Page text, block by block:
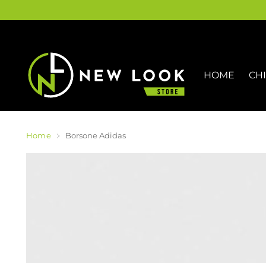
HOME
Home Borsone Adidas